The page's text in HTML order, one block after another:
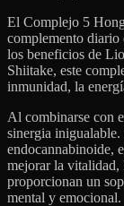
El Complejo 5
complemento diario
los beneficios de
Shiitake, este
inmunidad, la
Al combinarse con
sinergia
endocannabinoide,
mejorar la vitalidad,
proporcionan un
mental y emocional.